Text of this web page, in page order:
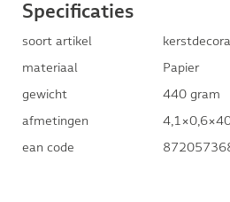
Specificaties
soort artikel
materiaal
Papier
gewicht
440 gram
afmetingen
ean code